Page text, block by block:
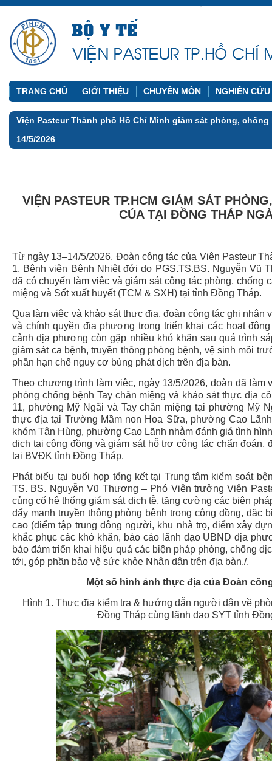
TRANG CHỦ GIỚI THIỆU CHUYÊN MÔN NGHIÊN
Viện Pasteur Thành phố Hồ Chí Minh giám sát phòng,
14/5/2026
VIỆN PASTEUR TP.HCM GIÁM SÁT
CỦA TẠI ĐỒNG THÁP
Từ ngày 13–14/5/2026, Đoàn công tác của Viện Pasteur
1, Bệnh viện Bệnh Nhiệt đới do PGS.TS.BS. Nguyễn Vũ
đã có chuyến làm việc và giám sát công tác phòng, chống
miệng và Sốt xuất huyết (TCM & SXH) tại tỉnh Đồng Tháp.
Qua làm việc và khảo sát thực địa, đoàn công tác ghi
và chính quyền địa phương trong triển khai các hoạt
cảnh địa phương còn gặp nhiều khó khăn sau quá trình
giám sát ca bệnh, truyền thông phòng bệnh, vệ sinh môi
phần hạn chế nguy cơ bùng phát dịch trên địa bàn.
Theo chương trình làm việc, ngày 13/5/2026, đoàn đã làm
phòng chống bệnh Tay chân miệng và khảo sát thực địa
11, phường Mỹ Ngãi và Tay chân miệng tại phường Mỹ
thực địa tại Trường Mầm non Hoa Sữa, phường Cao
khóm Tân Hùng, phường Cao Lãnh nhằm đánh giá tình
dịch tại cộng đồng và giám sát hỗ trợ công tác chẩn đoán,
tại BVĐK tỉnh Đồng Tháp.
Phát biểu tại buổi họp tổng kết tại Trung tâm kiểm soát
TS. BS. Nguyễn Vũ Thượng – Phó Viện trưởng Viện
củng cố hệ thống giám sát dịch tễ, tăng cường các biện
đẩy mạnh truyền thông phòng bệnh trong cộng đồng,
cao (điểm tập trung đông người, khu nhà trọ, điểm xây
khắc phục các khó khăn, báo cáo lãnh đạo UBND địa
bảo đảm triển khai hiệu quả các biện pháp phòng, chống
tới, góp phần bảo vệ sức khỏe Nhân dân trên địa bàn./.
Một số hình ảnh thực địa của Đoàn
Hình 1. Thực địa kiểm tra & hướng dẫn người dân về
Đồng Tháp cùng lãnh đạo SYT tỉnh